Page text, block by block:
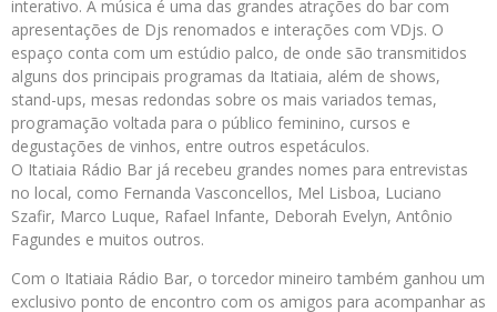
interativo. A música é uma das grandes atrações do bar com
apresentações de Djs renomados e interações com VDjs. O
espaço conta com um estúdio palco, de onde são transmitidos
alguns dos principais programas da Itatiaia, além de shows,
stand-ups, mesas redondas sobre os mais variados temas,
programação voltada para o público feminino, cursos e
degustações de vinhos, entre outros espetáculos.
O Itatiaia Rádio Bar já recebeu grandes nomes para entrevistas
no local, como Fernanda Vasconcellos, Mel Lisboa, Luciano
Szafir, Marco Luque, Rafael Infante, Deborah Evelyn, Antônio
Fagundes e muitos outros.
Com o Itatiaia Rádio Bar, o torcedor mineiro também ganhou um
exclusivo ponto de encontro com os amigos para acompanhar as